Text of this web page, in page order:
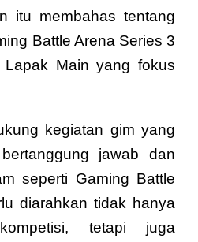
itu membahas tentang
Battle Arena Series 3
Main yang fokus
kegiatan gim yang
jawab dan
seperti Gaming Battle
diarahkan tidak hanya
tetapi juga